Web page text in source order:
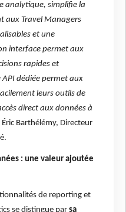
analytique, simplifie la
aux Travel Managers
et une
interface permet aux
rapides et
dédiée permet aux
leurs outils de
direct aux données à
Barthélémy, Directeur
: une valeur ajoutée
de reporting et
se distingue par sa